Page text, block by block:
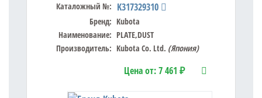
Каталожный №: K317329310
Бренд: Kubota
Наименование: PLATE,DUST
Производитель: Kubota Co. Ltd. (Япония)
Цена от:7 461 ₽